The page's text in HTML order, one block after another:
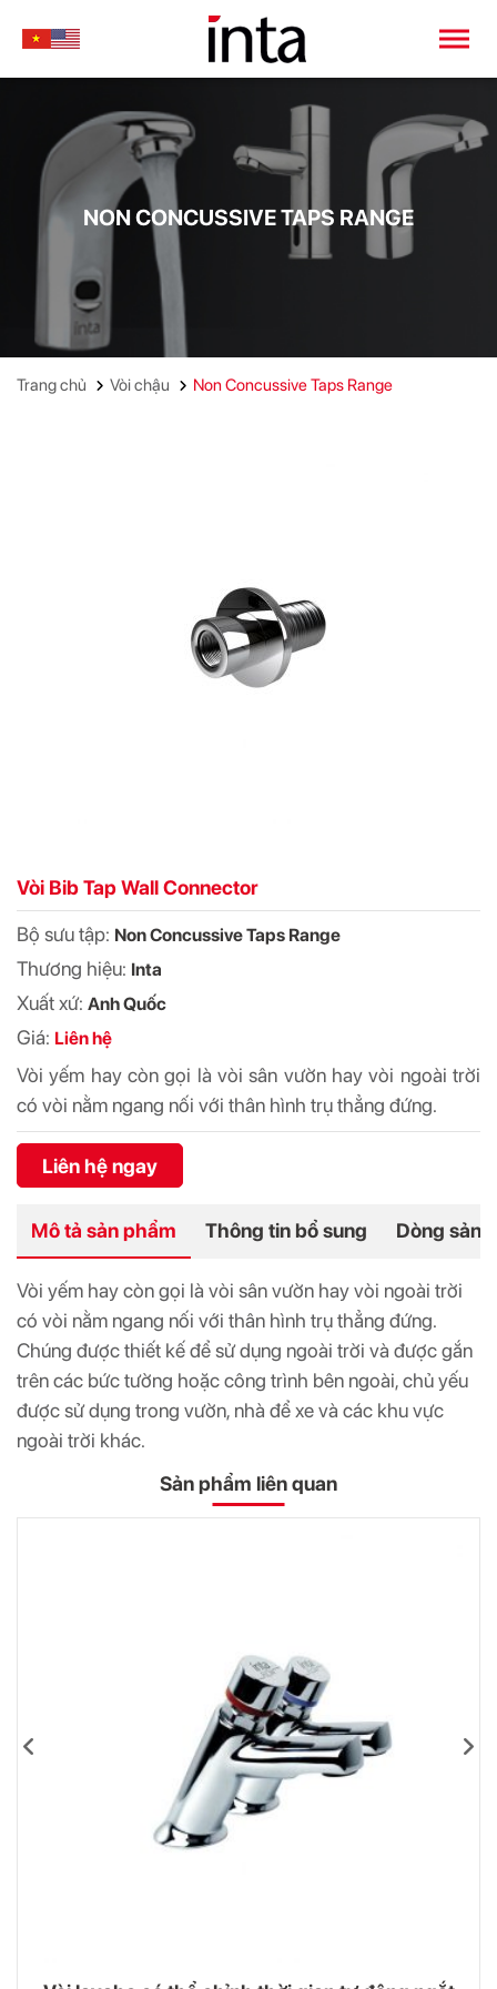
NON CONCUSSIVE TAPS RANGE
Trang chủ Vòi chậu Non Concussive Taps Range
Vòi Bib Tap Wall Connector
Bộ sưu tập: Non Concussive Taps Range
Thương hiệu: Inta
Xuất xứ: Anh Quốc
Giá: Liên hệ
Vòi yếm hay còn gọi là vòi sân vườn hay vòi ngoài trời
có vòi nằm ngang nối với thân hình trụ thẳng đứng.
Liên hệ ngay
Mô tả sản phẩm Thông tin bổ sung Dòng sản
Vòi yếm hay còn gọi là vòi sân vườn hay vòi ngoài trời
có vòi nằm ngang nối với thân hình trụ thẳng đứng.
Chúng được thiết kế để sử dụng ngoài trời và được gắn
trên các bức tường hoặc công trình bên ngoài, chủ yếu
được sử dụng trong vườn, nhà để xe và các khu vực
ngoài trời khác.
Sản phẩm liên quan